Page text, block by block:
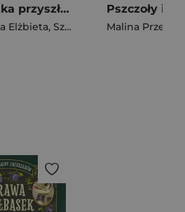
Do maluszka przyszły mrówki. Wierszyki do zabaw od rana do nocy
Elżbieta, Szwajkowski Witold Malina